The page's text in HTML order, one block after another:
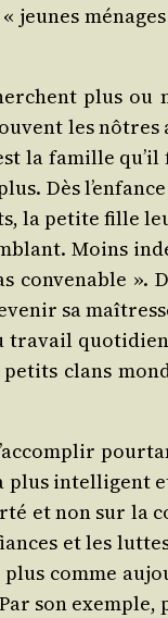
jeunes
plus
les nôtres
la famille
Dès
la petite fille
Moins
conve­nable ».
sa
tra­vail
clans
plus intel­li­gent
et non sur la
et les
comme
son exemple,